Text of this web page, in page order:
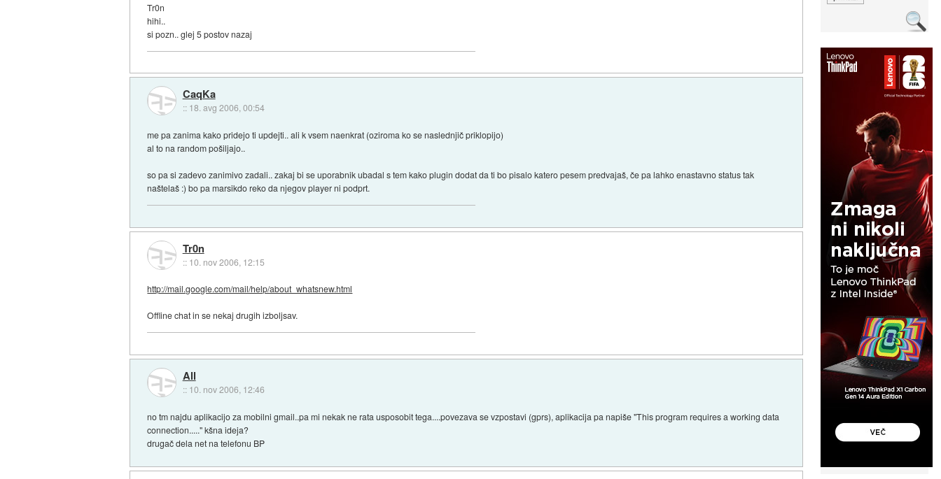
Tr0n
hihi..
si pozn.. glej 5 postov nazaj
CaqKa
:: 18. avg 2006, 00:54
me pa zanima kako pridejo ti updejti.. ali k vsem naenkrat (oziroma ko se naslednjič priklopijo)
al to na random pošiljajo..
so pa si zadevo zanimivo zadali.. zakaj bi se uporabnik ubadal s tem kako plugin dodat da ti bo pisalo katero pesem predvajaš, če pa lahko enastavno status tak
naštelaš :) bo pa marsikdo reko da njegov player ni podprt.
Tr0n
:: 10. nov 2006, 12:15
http://mail.google.com/mail/help/about_whatsnew.html
Offline chat in se nekaj drugih izboljsav.
All
:: 10. nov 2006, 12:46
no tm najdu aplikacijo za mobilni gmail..pa mi nekak ne rata usposobit tega....povezava se vzpostavi (gprs), aplikacija pa napiše "This program requires a working data
connection....." kšna ideja?
drugač dela net na telefonu BP